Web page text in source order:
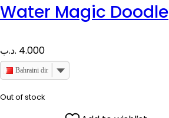
Water Magic Doodle
4.000 .د.ب
Bahraini dinar
Out of stock